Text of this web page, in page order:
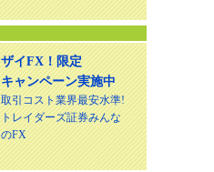
ザイFX！限定
キャンペーン実施中
取引コスト業界最安水準!
トレイダーズ証券みんな
のFX